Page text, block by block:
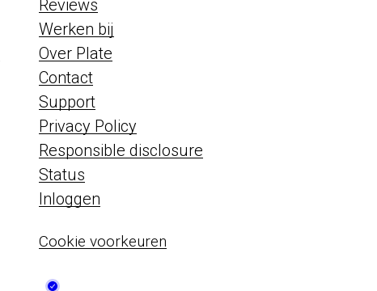
Reviews
Werken bij
Over Plate
Contact
Support
Privacy Policy
Responsible disclosure
Status
Inloggen
Cookie voorkeuren